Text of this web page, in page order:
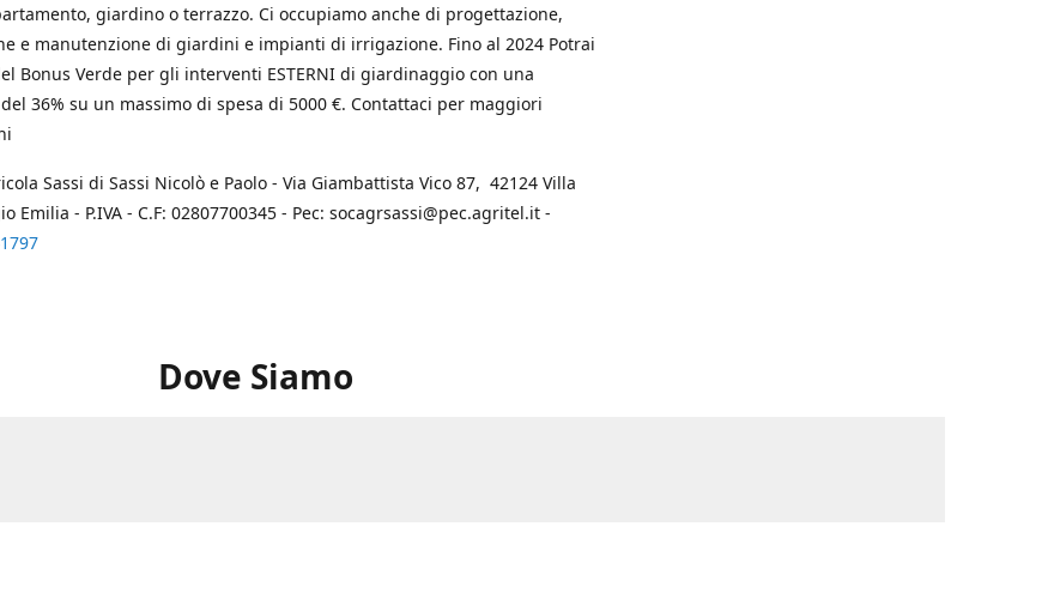
giardino o terrazzo. Ci occupiamo anche di progettazione,
e manutenzione di giardini e impianti di irrigazione. Fino al 2024 Potrai
Bonus Verde per gli interventi ESTERNI di giardinaggio con una
36% su un massimo di spesa di 5000 €. Contattaci per maggiori
Sassi di Sassi Nicolò e Paolo - Via Giambattista Vico 87, 42124 Villa
Emilia - P.IVA - C.F: 02807700345 - Pec: socagrsassi@pec.agritel.it -
Dove Siamo